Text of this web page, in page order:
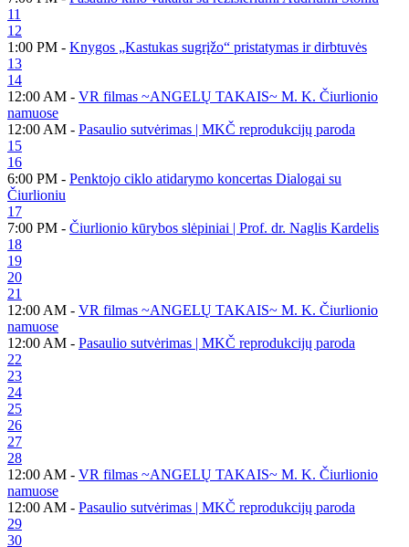
11
12
1:00 PM - Knygos „Kastukas sugrįžo“ pristatymas ir dirbtuvės
13
14
12:00 AM - VR filmas ~ANGELŲ TAKAIS~ M. K. Čiurlionio
namuose
12:00 AM - Pasaulio sutvėrimas | MKČ reprodukcijų paroda
15
16
6:00 PM - Penktojo ciklo atidarymo koncertas Dialogai su
Čiurlioniu
17
7:00 PM - Čiurlionio kūrybos slėpiniai | Prof. dr. Naglis Kardelis
18
19
20
21
12:00 AM - VR filmas ~ANGELŲ TAKAIS~ M. K. Čiurlionio
namuose
12:00 AM - Pasaulio sutvėrimas | MKČ reprodukcijų paroda
22
23
24
25
26
27
28
12:00 AM - VR filmas ~ANGELŲ TAKAIS~ M. K. Čiurlionio
namuose
12:00 AM - Pasaulio sutvėrimas | MKČ reprodukcijų paroda
29
30